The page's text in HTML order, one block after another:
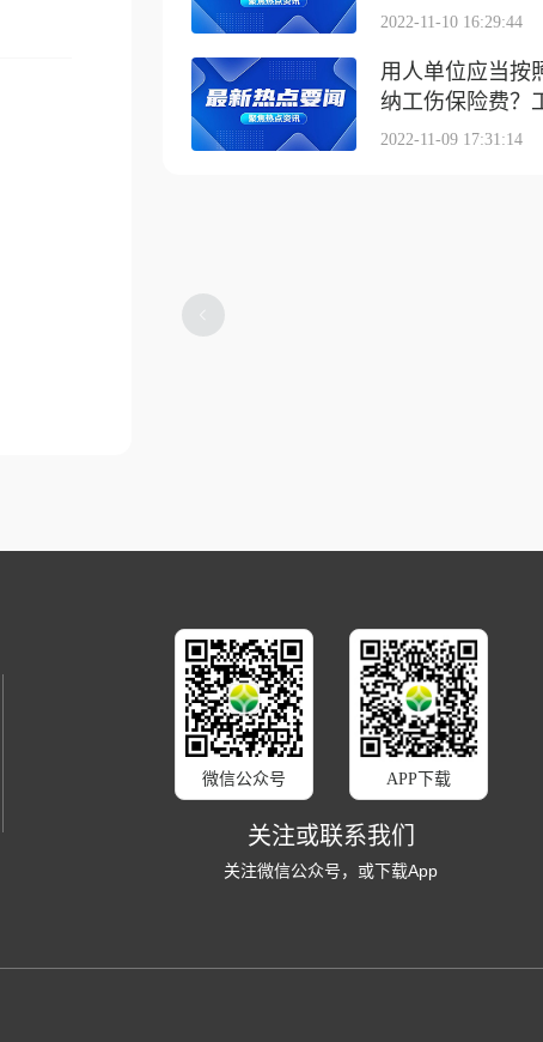
2022-11-10 16:29:44
用人单位应当按
纳工伤保险费？
2022-11-09 17:31:14
微信公众号 APP下载
关注或联系我们
关注微信公众号，或下载App